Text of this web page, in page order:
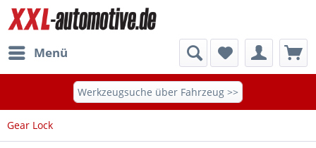
Menü
Werkzeugsuche über Fahrzeug >>
Gear Lock